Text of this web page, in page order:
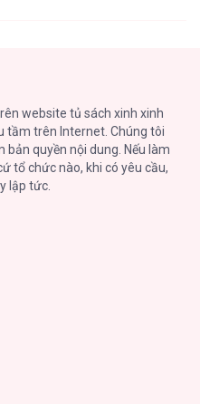
Trong Tù
Anh
website tủ sách xinh xinh
tầm trên Internet. Chúng tôi
bản quyền nội dung. Nếu làm
tổ chức nào, khi có yêu cầu,
lập tức.